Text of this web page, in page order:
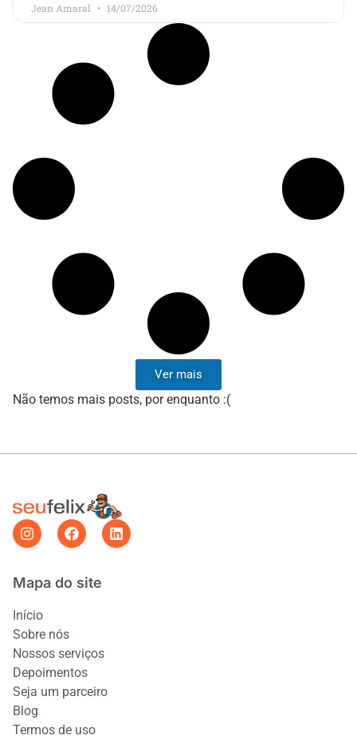
Jean Amaral 14/07/2026
Ver mais
Não temos mais posts, por enquanto :(
Mapa do site
Início
Sobre nós
Nossos serviços
Depoimentos
Seja um parceiro
Blog
Termos de uso